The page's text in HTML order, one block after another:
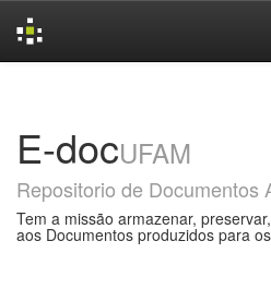
E-docUFAM
Repositorio de Documentos
Tem a missão armazenar,
aos Documentos produzidos para